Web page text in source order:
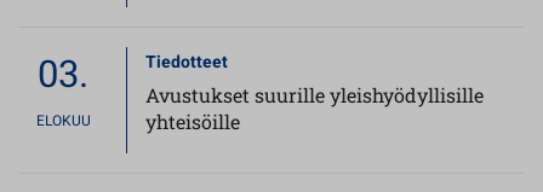
03.
ELOKUU
Tiedotteet
Avustukset suurille yleishyödyllisille
yhteisöille